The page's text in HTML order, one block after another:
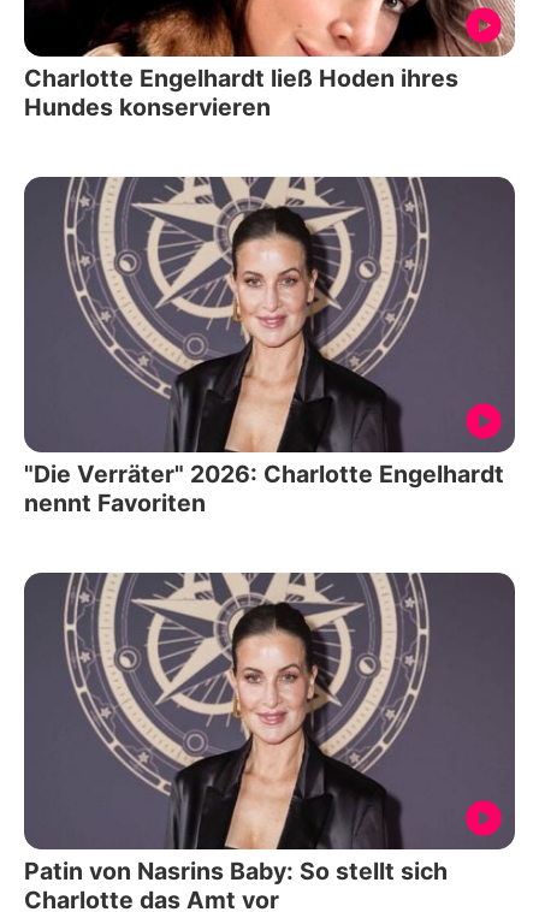
Charlotte Engelhardt ließ Hoden ihres
Hundes konservieren
"Die Verräter" 2026: Charlotte Engelhardt
nennt Favoriten
Patin von Nasrins Baby: So stellt sich
Charlotte das Amt vor